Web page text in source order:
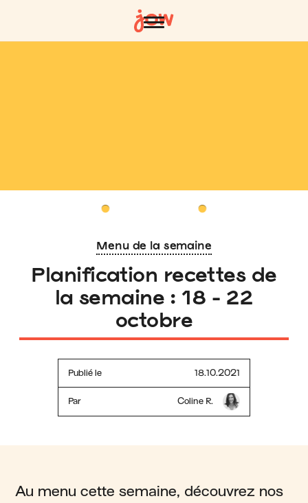
Menu de la semaine
Planification recettes de
la semaine : 18 - 22
octobre
Publié le 18.10.2021
Par Coline R.
Au menu cette semaine, découvrez nos